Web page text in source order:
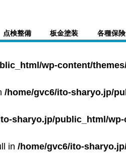
点検整備 板金塗装 各種保険
wp-content/
/home/gvc6/ito-sharyo.jp/
sharyo.jp/public_html/
in /home/gvc6/ito-